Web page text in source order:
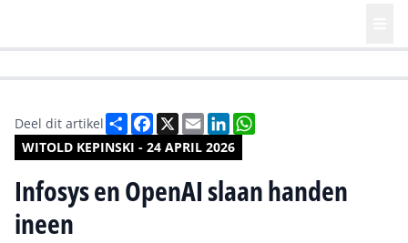
WITOLD KEPINSKI - 24 APRIL 2026
Deel dit artikel DeelFacebook
X EmailLinkedIn
Infosys en OpenAI slaan handen
ineen